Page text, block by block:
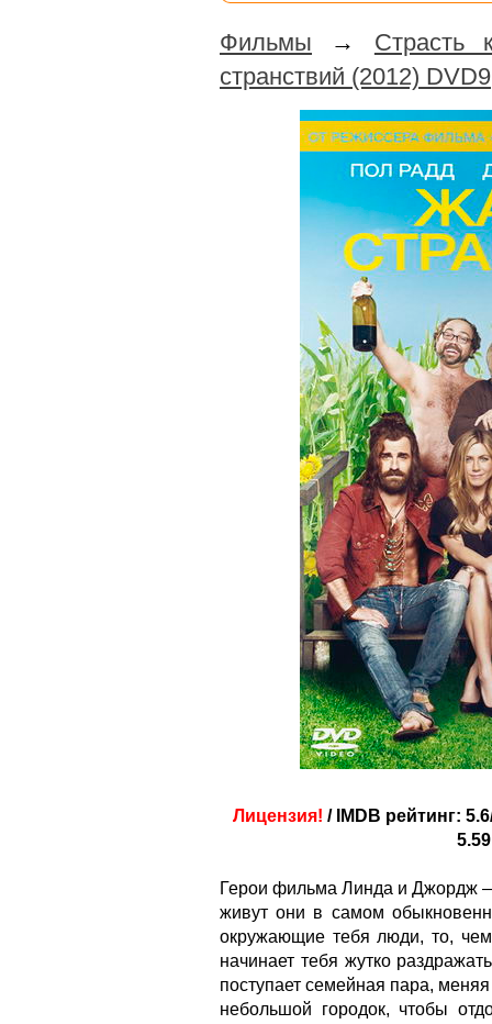
Фильмы → Страсть
странствий (2012) DVD9
Лицензия! / IMDB рейтинг:
Герои фильма Линда и Джордж
живут они в самом
окружающие тебя люди, то,
начинает тебя жутко
поступает семейная пара,
небольшой городок, чтобы